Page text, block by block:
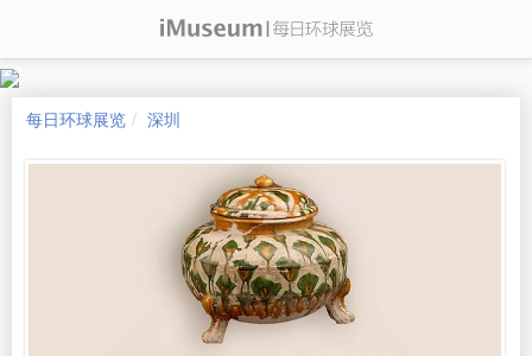
每日环球展览 深圳